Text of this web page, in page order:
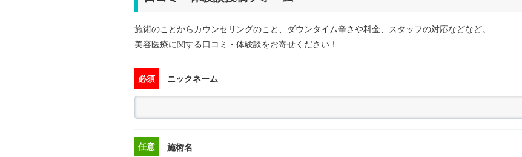
施術のことからカウンセリングのこと、ダウンタイム辛さや料金、スタッフの対応などなど。
美容医療に関する口コミ・体験談をお寄せください！
必須 ニックネーム
任意 施術名